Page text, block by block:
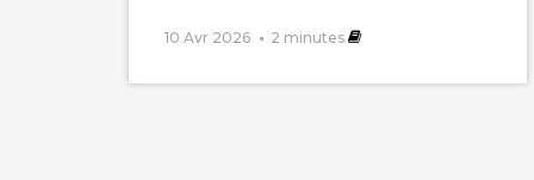
10 Avr 2026 2 minutes